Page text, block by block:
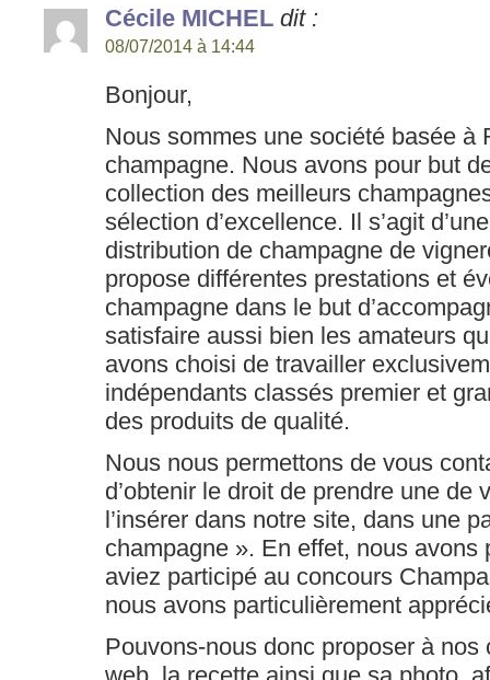
Cécile MICHEL dit :
08/07/2014 à 14:44
Bonjour,
Nous sommes une société basée à
champagne. Nous avons pour but
collection des meilleurs
sélection d’excellence. Il s’agit
distribution de champagne de
propose différentes prestations et
champagne dans le but
satisfaire aussi bien les amateurs
avons choisi de travailler
indépendants classés premier et
des produits de qualité.
Nous nous permettons de vous
d’obtenir le droit de prendre une de
l’insérer dans notre site, dans une
champagne ». En effet, nous avons
aviez participé au concours
nous avons particulièrement
Pouvons-nous donc proposer à nos